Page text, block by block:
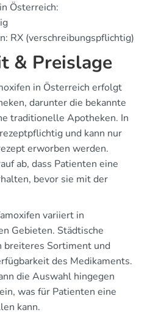
Österreich:
RX (verschreibungspflichtig)
& Preislage
in Österreich erfolgt
darunter die bekannte
traditionelle Apotheken. In
und kann nur
erworben werden.
ab, dass Patienten eine
bevor sie mit der
variiert in
Gebieten. Städtische
Sortiment und
des Medikaments.
die Auswahl hingegen
was für Patienten eine
kann.